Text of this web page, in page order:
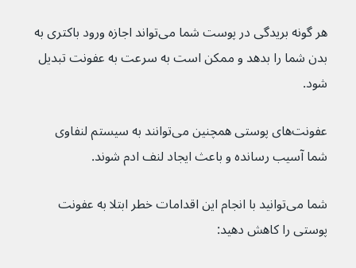
هر گونه بریدگی در پوست شما می‌تواند اجازه ورود باکتری به
بدن شما را بدهد و ممکن است به سرعت به عفونت تبدیل
شود.
عفونت‌های پوستی همچنین می‌توانند به سیستم لنفاوی
شما آسیب رسانده و باعث ایجاد لنف ادم شوند.
شما می‌توانید با انجام این اقدامات خطر ابتلا به عفونت
پوستی را کاهش دهید: